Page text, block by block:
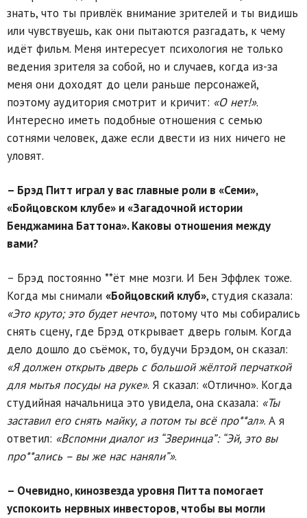
знать, что ты привлёк внимание зрителей и ты видишь
или чувствуешь, как они пытаются разгадать, к чему
идёт фильм. Меня интересует психология не только
ведения зрителя за собой, но и случаев, когда из-за
меня они доходят до цели раньше персонажей,
поэтому аудитория смотрит и кричит: «О нет!».
Интересно иметь подобные отношения с семью
сотнями человек, даже если двести из них ничего не
уловят.
– Брэд Питт играл у вас главные роли в «Семи»,
«Бойцовском клубе» и «Загадочной истории
Бенджамина Баттона». Каковы отношения между
вами?
– Брэд постоянно **ёт мне мозги. И Бен Эффлек тоже.
Когда мы снимали «Бойцовский клуб», студия сказала:
«Это круто; это будет нечто», потому что мы собирались
снять сцену, где Брэд открывает дверь голым. Когда
дело дошло до съёмок, то, будучи Брэдом, он сказал:
«Я должен открыть дверь с большой жёлтой перчаткой
для мытья посуды на руке». Я сказал: «Отлично». Когда
студийная начальница это увидела, она сказала: «Ты
заставил его снять майку, а потом ты всё про**ал». А я
ответил: «Вспомни диалог из “Зверинца”: “Эй, это вы
про**ались – вы же нас наняли”».
– Очевидно, кинозвезда уровня Питта помогает
успокоить нервных инвесторов, чтобы вы могли